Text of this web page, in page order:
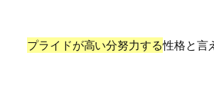
プライドが高い分努力する性格と言